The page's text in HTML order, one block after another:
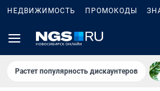
НЕДВИЖИМОСТЬ ПРОМОКОДЫ
Растет популярность дискаунтеров